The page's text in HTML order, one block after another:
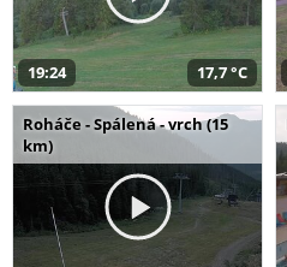
19:24 17,7 °C
Roháče - Spálená - vrch (15
km)